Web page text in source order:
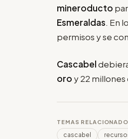
mineroducto
Esmeraldas. En
permisos y se
Cascabel
oro y 22 millones
TEMAS
cascabel